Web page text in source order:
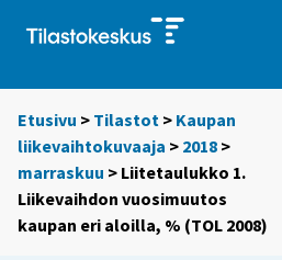
Etusivu > Tilastot > Kaupan
liikevaihtokuvaaja > 2018 >
marraskuu > Liitetaulukko 1.
Liikevaihdon vuosimuutos
kaupan eri aloilla, % (TOL 2008)